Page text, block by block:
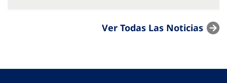
Ver Todas Las Noticias